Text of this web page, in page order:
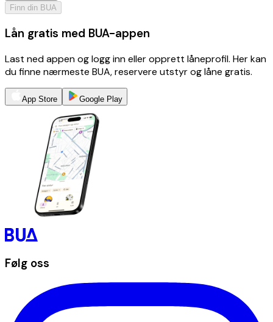
Finn din BUA
Lån gratis med BUA-appen
Last ned appen og logg inn eller opprett låneprofil. Her kan
du finne nærmeste BUA, reservere utstyr og låne gratis.
App Store Google Play
Følg oss